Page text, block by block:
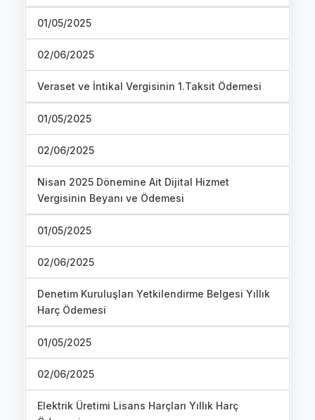
01/05/2025
02/06/2025
Veraset ve İntikal Vergisinin 1.Taksit Ödemesi
01/05/2025
02/06/2025
Nisan 2025 Dönemine Ait Dijital Hizmet
Vergisinin Beyanı ve Ödemesi
01/05/2025
02/06/2025
Denetim Kuruluşları Yetkilendirme Belgesi Yıllık
Harç Ödemesi
01/05/2025
02/06/2025
Elektrik Üretimi Lisans Harçları Yıllık Harç